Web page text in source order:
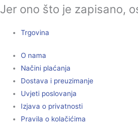
Jer ono što je zapisano,
Trgovina
O nama
Načini plaćanja
Dostava i preuzimanje
Uvjeti poslovanja
Izjava o privatnosti
Pravila o kolačićima